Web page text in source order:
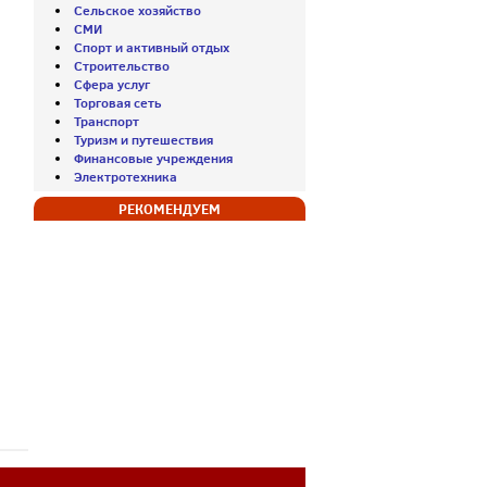
Сельское хозяйство
СМИ
Спорт и активный отдых
Строительство
Сфера услуг
Торговая сеть
Транспорт
Туризм и путешествия
Финансовые учреждения
Электротехника
РЕКОМЕНДУЕМ